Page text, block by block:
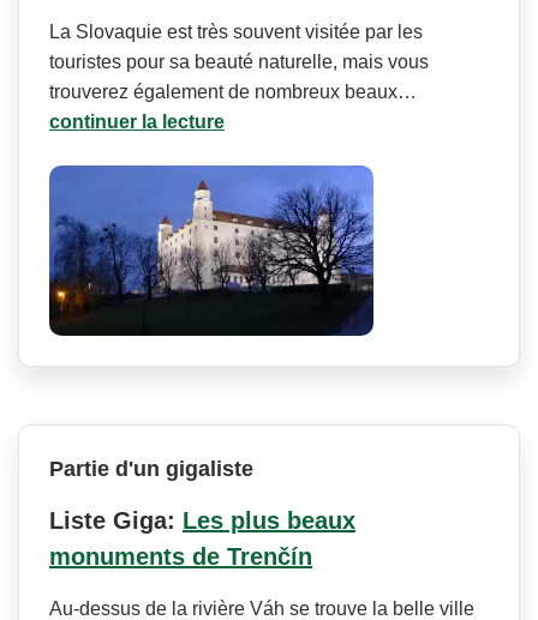
La Slovaquie est très souvent visitée par les
touristes pour sa beauté naturelle, mais vous
trouverez également de nombreux beaux…
continuer la lecture
Partie d'un gigaliste
Liste Giga: Les plus beaux
monuments de Trenčín
Au-dessus de la rivière Váh se trouve la belle ville